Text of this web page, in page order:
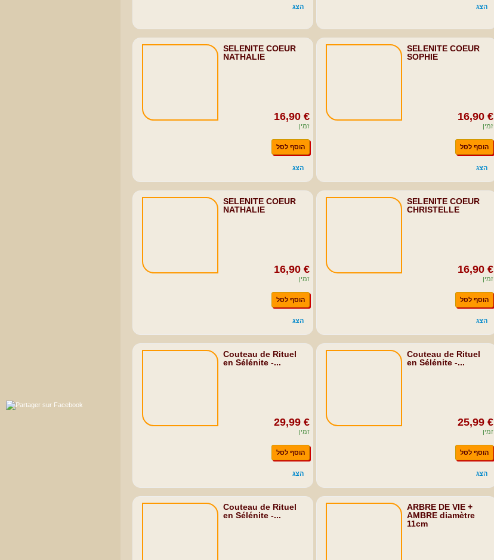
הצג הצג
SELENITE COEUR
NATHALIE
16,90 €
זמין
הוסף לסל
הצג
SELENITE COEUR
SOPHIE
16,90 €
זמין
הוסף לסל
הצג
SELENITE COEUR
NATHALIE
16,90 €
זמין
הוסף לסל
הצג
SELENITE COEUR
CHRISTELLE
16,90 €
זמין
הוסף לסל
הצג
Couteau de Rituel
en Sélénite -...
29,99 €
זמין
הוסף לסל
הצג
Couteau de Rituel
en Sélénite -...
25,99 €
זמין
הוסף לסל
הצג
Couteau de Rituel
en Sélénite -...
ARBRE DE VIE +
AMBRE diamètre
11cm